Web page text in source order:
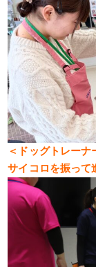
＜ドッグトレーナ
サイコロを振って